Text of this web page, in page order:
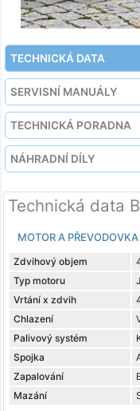
TECHNICKÁ DATA
SERVISNÍ MANUÁLY
TECHNICKÁ PORADNA
NÁHRADNÍ DÍLY
Technická data
MOTOR A PŘEVODOVKA
Zdvihový objem
Typ motoru
Vrtání x zdvih
Chlazení
Palivový systém
Spojka
Zapalování
Mazání